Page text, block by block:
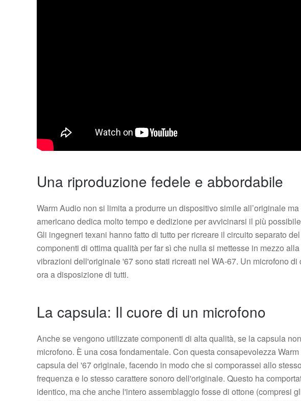
Una riproduzione fedele e abbordabile
Warm Audio non si limita a produrre un dispositivo simile all’originale
americano dedica molto tempo e dedizione per avvicinarsi il più
Gli ingegneri texani hanno fatto di tutto per ricreare il circuito separato
componenti di ottima qualità per far sì che nulla si mettesse in mezzo
vibrazioni dell'originale '67 sono stati ricreati nel WA-67. Un microfono
ora a disposizione di tutti.
La capsula: Il cuore di un microfono
Anche se vengono utilizzate componenti di alta qualità, se la capsula
microfono. È una cosa fondamentale. Con questa consapevolezza
capsula del '67 originale, facendo in modo che si comporassei allo
frequenza e lo stesso carattere sonoro dell'originale. Questo ha
identico, ma che anche l'intero assemblaggio fosse di ottone (compresi